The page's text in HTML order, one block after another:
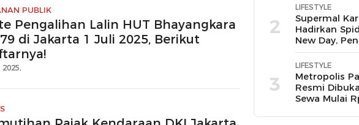
PUBLIK
Pengalihan Lalin HUT Bhayangkara
di Jakarta 1 Juli 2025, Berikut
2
LIFESTYLE
Supermal
Hadirkan
New Day,
Main,
Langsung
3
LIFESTYLE
Metropolis
Resmi
Sewa Mulai
Padel